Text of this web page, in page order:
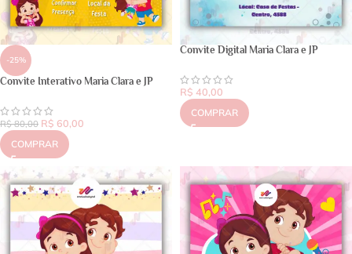
-25%
Convite Interativo Maria Clara e JP
R$80,00 R$ 60,00
COMPRAR
Convite Digital Maria Clara e JP
R$ 40,00
COMPRAR